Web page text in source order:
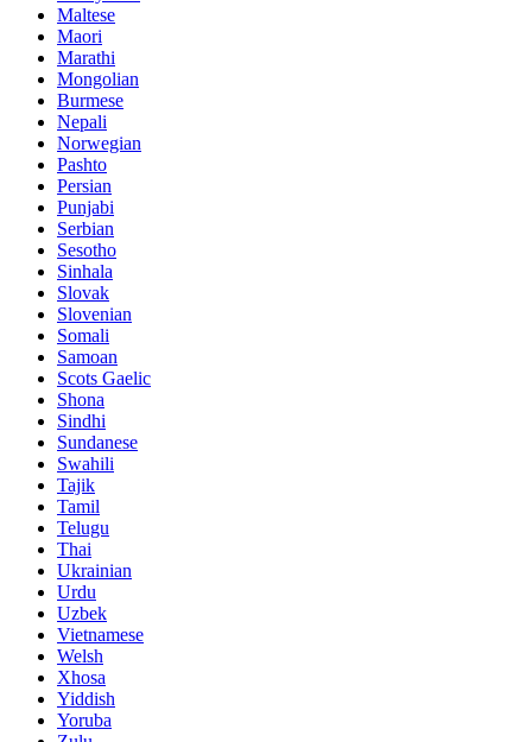
Maltese
Maori
Marathi
Mongolian
Burmese
Nepali
Norwegian
Pashto
Persian
Punjabi
Serbian
Sesotho
Sinhala
Slovak
Slovenian
Somali
Samoan
Scots Gaelic
Shona
Sindhi
Sundanese
Swahili
Tajik
Tamil
Telugu
Thai
Ukrainian
Urdu
Uzbek
Vietnamese
Welsh
Xhosa
Yiddish
Yoruba